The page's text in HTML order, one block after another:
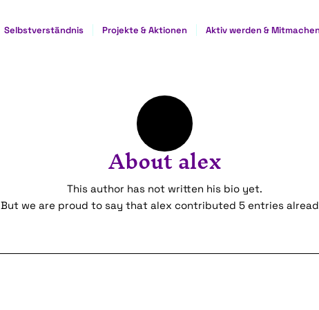
Selbstverständnis Projekte & Aktionen Aktiv werden &
Aboutalex
This author has not written his bio yet.
But we are proud to say that alex contributed 5 entries